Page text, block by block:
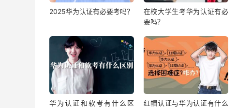
2025华为认证有必要考吗？
在校大学生考华为认证有必
要吗？
华为认证和软考有什么区
红帽认证与华为认证有什么